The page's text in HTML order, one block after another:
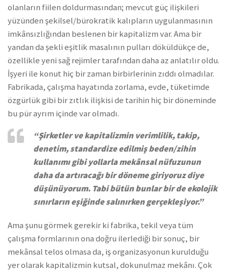
olanların fiilen doldurmasından; mevcut güç ilişkileri
yüzünden şekilsel/bürokratik kalıpların uygulanmasının
imkânsızlığından beslenen bir kapitalizm var. Ama bir
yandan da şekli eşitlik masalının pulları döküldükçe de,
özellikle yeni sağ rejimler tarafından daha az anlatılır oldu.
İşyeri ile konut hiç bir zaman birbirlerinin zıddı olmadılar.
Fabrikada, çalışma hayatında zorlama, evde, tüketimde
özgürlük gibi bir zıtlık ilişkisi de tarihin hiç bir döneminde
bu pür ayrım içinde var olmadı.
“Şirketler ve kapitalizmin verimlilik, takip,
denetim, standardize edilmiş beden/zihin
kullanımı gibi yollarla mekânsal nüfuzunun
daha da artıracağı bir döneme giriyoruz diye
düşünüyorum. Tabi bütün bunlar bir de ekolojik
sınırların eşiğinde salınırken gerçekleşiyor.”
Ama şunu görmek gerekir ki fabrika, tekil veya tüm
çalışma formlarının ona doğru ilerlediği bir sonuç, bir
mekânsal telos olmasa da, iş organizasyonun kurulduğu
yer olarak kapitalizmin kutsal, dokunulmaz mekânı. Çok